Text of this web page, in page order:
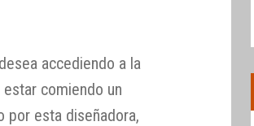
accediendo a la
comiendo un
por esta diseñadora,